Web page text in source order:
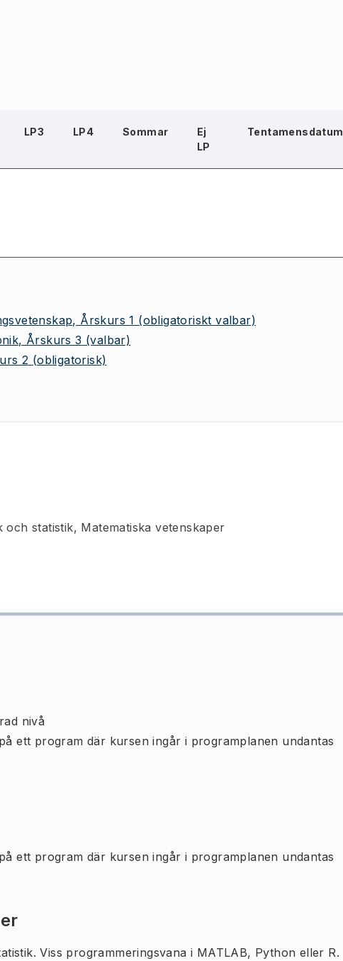
LP3 LP4 Sommar
Ej
LP
Tentamensdatum
Årskurs 1 (obligatoriskt valbar)
Årskurs 3 (valbar)
2 (obligatorisk)
och statistik, Matematiska vetenskaper
nivå
ett program där kursen ingår i programplanen undantas
ett program där kursen ingår i programplanen undantas
Viss programmeringsvana i MATLAB, Python eller R.